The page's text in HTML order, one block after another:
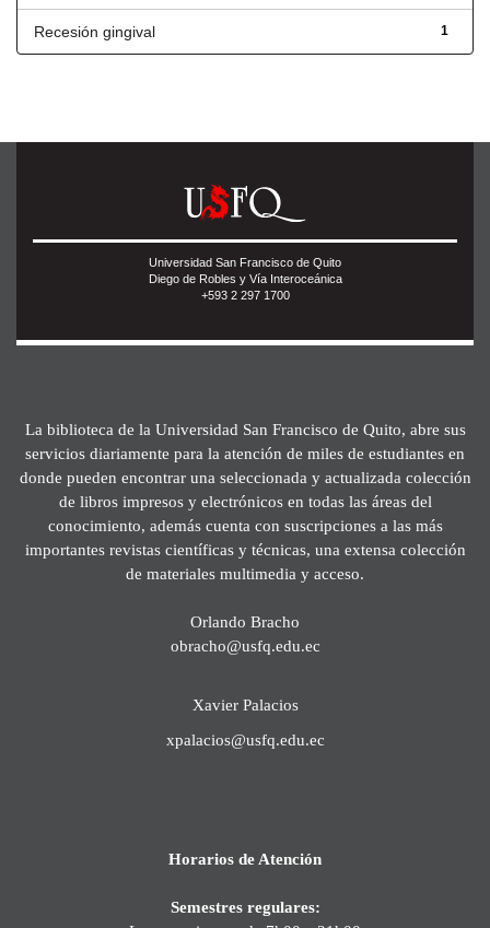
1
Recesión gingival
Universidad San Francisco de Quito
Diego de Robles y Vía Interoceánica
+593 2 297 1700
La biblioteca de la Universidad San Francisco de Quito, abre sus
servicios diariamente para la atención de miles de estudiantes en
donde pueden encontrar una seleccionada y actualizada colección
de libros impresos y electrónicos en todas las áreas del
conocimiento, además cuenta con suscripciones a las más
importantes revistas científicas y técnicas, una extensa colección
de materiales multimedia y acceso.
Orlando Bracho
obracho@usfq.edu.ec
Xavier Palacios
xpalacios@usfq.edu.ec
Horarios de Atención
Semestres regulares: